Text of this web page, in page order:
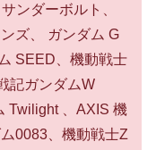
ンダーボルト、
ズ、 ガンダム G
SEED、機動戦士
記ガンダムW
Twilight 、AXIS 機
0083、機動戦士Z